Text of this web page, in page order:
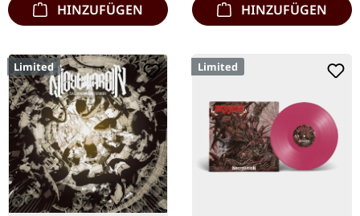
HINZUFÜGEN HINZUFÜGEN
Limited Limited